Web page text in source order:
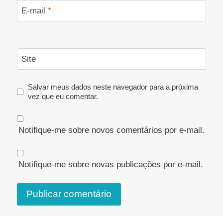
E-mail *
Site
Salvar meus dados neste navegador para a próxima
vez que eu comentar.
Notifique-me sobre novos comentários por e-mail.
Notifique-me sobre novas publicações por e-mail.